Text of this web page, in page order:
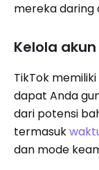
mereka daring
Kelola
TikTok
dapat Anda
dari potensi
termasuk
dan mode